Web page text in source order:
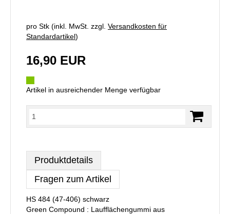
pro Stk (inkl. MwSt. zzgl. Versandkosten für
Standardartikel)
16,90 EUR
Artikel in ausreichender Menge verfügbar
Produktdetails
Fragen zum Artikel
HS 484 (47-406) schwarz
Green Compound : Laufflächengummi aus